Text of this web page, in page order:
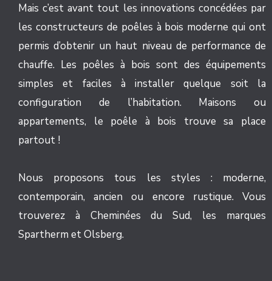
Mais c’est avant tout les innovations concédées par
les constructeurs de poêles à bois moderne qui ont
permis d’obtenir un haut niveau de performance de
chauffe. Les poêles à bois sont des équipements
simples et faciles à installer quelque soit la
configuration de l’habitation. Maisons ou
appartements, le poêle à bois trouve sa place
partout !
Nous proposons tous les styles : moderne,
contemporain, ancien ou encore rustique. Vous
trouverez à Cheminées du Sud, les marques
Spartherm et Olsberg.